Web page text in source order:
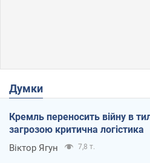
Думки
Кремль переносить війну в
загрозою критична логістика
Віктор Ягун 7,8 т.